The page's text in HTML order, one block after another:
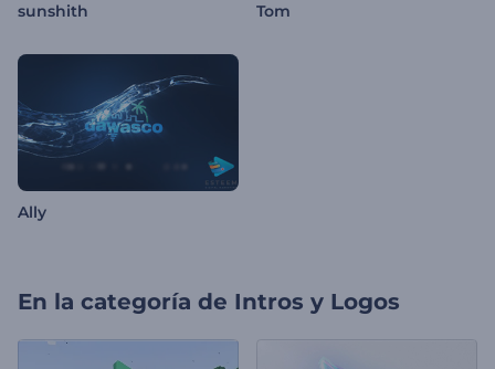
sunshith Tom
Ally
En la categoría de Intros y Logos